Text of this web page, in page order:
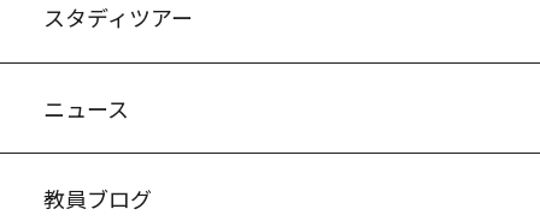
スタディツアー
ニュース
教員ブログ